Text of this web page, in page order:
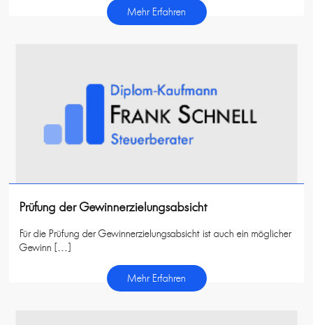
Mehr Erfahren
Prüfung der Gewinnerzielungsabsicht
Für die Prüfung der Gewinnerzielungsabsicht ist auch ein möglicher
Gewinn […]
Mehr Erfahren